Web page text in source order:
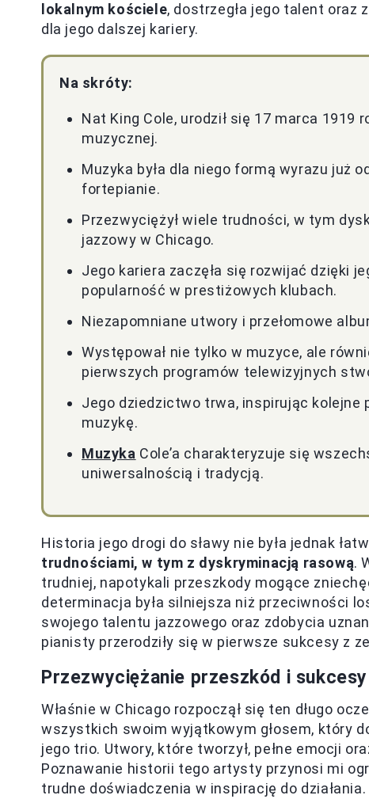
lokalnym kościele, dostrzegła jego talent oraz
dla jego dalszej kariery.
Na skróty:
Nat King Cole, urodził się 17 marca 1919
muzycznej.
Muzyka była dla niego formą wyrazu już
fortepianie.
Przezwyciężył wiele trudności, w tym
jazzowy w Chicago.
Jego kariera zaczęła się rozwijać dzięki
popularność w prestiżowych klubach.
Niezapomniane utwory i przełomowe
Występował nie tylko w muzyce, ale
pierwszych programów telewizyjnych
Jego dziedzictwo trwa, inspirując kolejne
muzykę.
Muzyka Cole’a charakteryzuje się
uniwersalnością i tradycją.
Historia jego drogi do sławy nie była jednak
trudnościami, w tym z dyskryminacją rasową.
trudniej, napotykali przeszkody mogące
determinacja była silniejsza niż przeciwności
swojego talentu jazzowego oraz zdobycia
pianisty przerodziły się w pierwsze sukcesy z
Przezwyciężanie przeszkód i sukcesy
Właśnie w Chicago rozpoczął się ten długo
wszystkich swoim wyjątkowym głosem, który
jego trio. Utwory, które tworzył, pełne emocji
Poznawanie historii tego artysty przynosi mi
trudne doświadczenia w inspirację do